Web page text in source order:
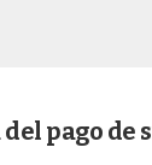
pago de